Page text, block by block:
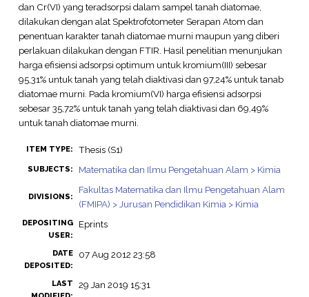
dan Cr(VI) yang teradsorpsi dalam sampel tanah diatomae,
dilakukan dengan alat Spektrofotometer Serapan Atom dan
penentuan karakter tanah diatomae murni maupun yang diberi
perlakuan dilakukan dengan FTIR. Hasil penelitian menunjukan
harga efisiensi adsorpsi optimum untuk kromium(III) sebesar
95,31% untuk tanah yang telah diaktivasi dan 97,24% untuk tanab
diatomae murni. Pada kromium(VI) harga efisiensi adsorpsi
sebesar 35,72% untuk tanah yang telah diaktivasi dan 69,49%
untuk tanah diatomae murni.
ITEM TYPE: Thesis (S1)
SUBJECTS: Matematika dan Ilmu Pengetahuan Alam > Kimia
DIVISIONS:
Fakultas Matematika dan Ilmu Pengetahuan Alam
(FMIPA) > Jurusan Pendidikan Kimia > Kimia
DEPOSITING
USER:
Eprints
DATE
DEPOSITED:
07 Aug 2012 23:58
LAST
29 Jan 2019 15:31